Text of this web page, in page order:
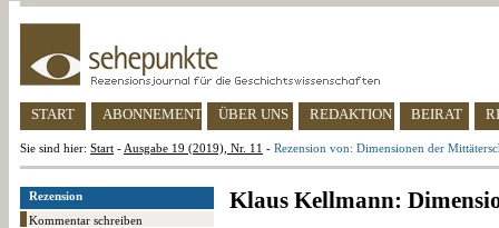
START ABONNEMENT ÜBER UNS REDAKTION BEIRAT
Sie sind hier: Start - Ausgabe 19 (2019), Nr. 11 - Rezension von: Dimensionen der
Rezension
Kommentar schreiben
Klaus Kellmann: